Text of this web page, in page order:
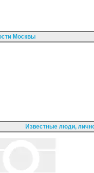
Москвы
Известные люди,